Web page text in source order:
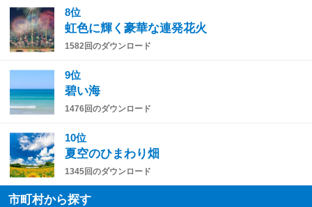
8位
虹色に輝く豪華な連発花火
1582回のダウンロード
9位
碧い海
1476回のダウンロード
10位
夏空のひまわり畑
1345回のダウンロード
市町村から探す